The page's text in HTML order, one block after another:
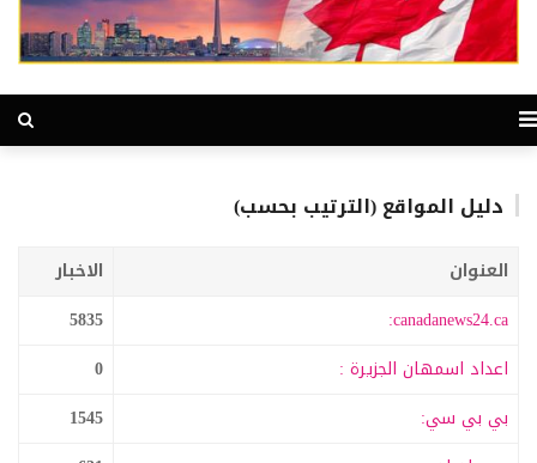
دليل المواقع (الترتيب بحسب)
العنوان
الاخبار
canadanews24.ca:
5835
اعداد اسمهان الجزيرة :
0
بي بي سي:
1545